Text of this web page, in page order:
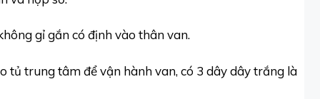
gỉ gắn có định vào thân van.
tủ trung tâm để vận hành van, có 3 dây dây trắng là